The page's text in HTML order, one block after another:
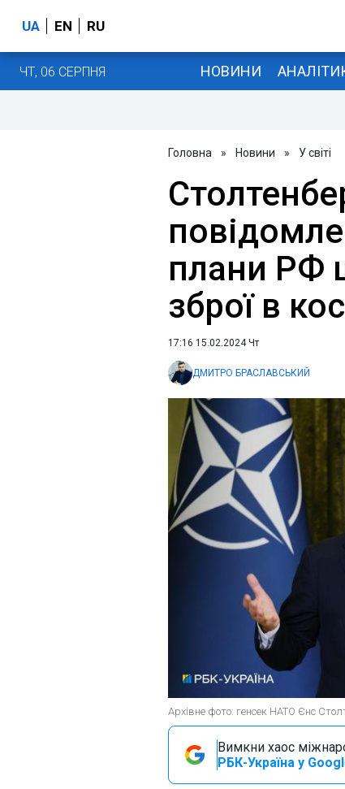
UA EN RU
ЧТ, 06 СЕРПНЯ НОВИНИ
Головна » Новини » У світі
плани РФ
зброї в
17:16 15.02.2024 Чт
ДМИТРО БРАСЛАВСЬКИЙ
Архівне фото: генсек НАТО Єнс
Вимкни хаос
РБК-Україна у